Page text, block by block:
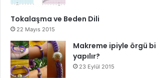
Tokalaşma ve Beden Dili
22 Mayıs 2015
Makreme ipiyle örgü
yapılır?
23 Eylül 2015